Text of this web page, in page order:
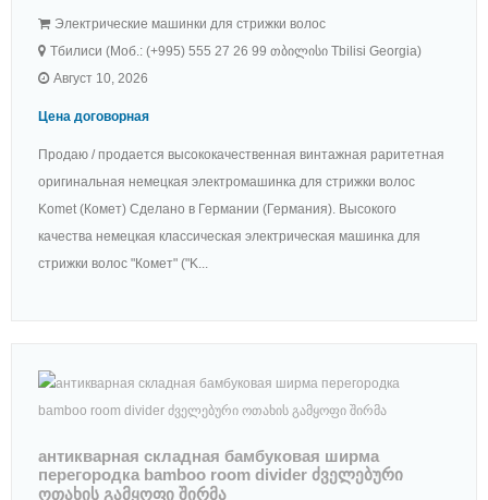
Электрические машинки для стрижки волос
Тбилиси (Моб.: (+995) 555 27 26 99 თბილისი Tbilisi Georgia)
Август 10, 2026
Цена договорная
Продаю / продается высококачественная винтажная раритетная
оригинальная немецкая электромашинка для стрижки волос
Komet (Комет) Сделано в Германии (Германия). Высокого
качества немецкая классическая электрическая машинка для
стрижки волос "Комет" ("K...
антикварная складная бамбуковая ширма
перегородка bamboo room divider ძველებური
ოთახის გამყოფი შირმა